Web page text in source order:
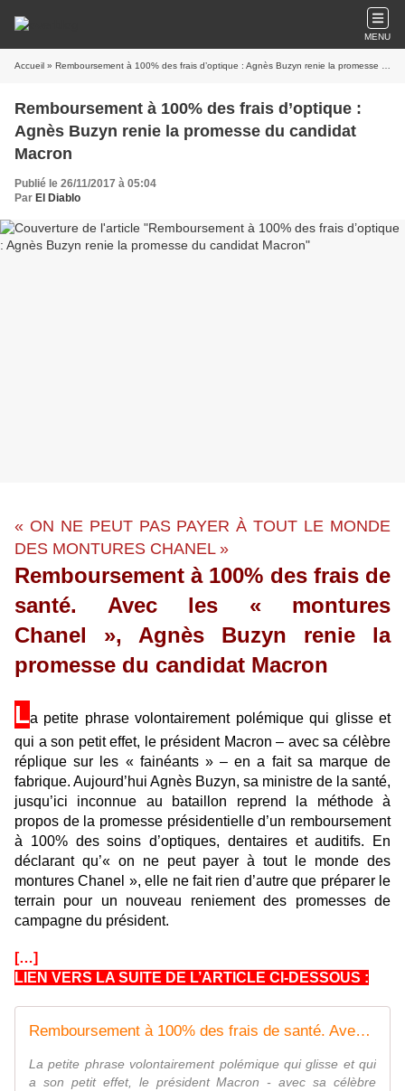
MENU
Accueil » Remboursement à 100% des frais d’optique : Agnès Buzyn renie la promesse du candidat Macron
Remboursement à 100% des frais d’optique :
Agnès Buzyn renie la promesse du candidat
Macron
Publié le 26/11/2017 à 05:04
Par El Diablo
« ON NE PEUT PAS PAYER À TOUT LE MONDE
DES MONTURES CHANEL »
Remboursement à 100% des frais de
santé. Avec les « montures
Chanel », Agnès Buzyn renie la
promesse du candidat Macron
La petite phrase volontairement polémique qui glisse et
qui a son petit effet, le président Macron – avec sa célèbre
réplique sur les « fainéants » – en a fait sa marque de
fabrique. Aujourd’hui Agnès Buzyn, sa ministre de la santé,
jusqu’ici inconnue au bataillon reprend la méthode à
propos de la promesse présidentielle d’un remboursement
à 100% des soins d’optiques, dentaires et auditifs. En
déclarant qu’« on ne peut payer à tout le monde des
montures Chanel », elle ne fait rien d’autre que préparer le
terrain pour un nouveau reniement des promesses de
campagne du président.
[…]
LIEN VERS LA SUITE DE L’ARTICLE CI-DESSOUS :
Remboursement à 100% des frais de santé. Avec les " montures Chanel ", Agnès Buzyn renie la promesse du candidat Macron
La petite phrase volontairement polémique qui glisse et qui
a son petit effet, le président Macron - avec sa célèbre